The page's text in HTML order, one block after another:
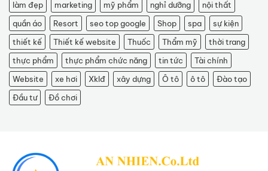
làm đẹp
marketing mỹ phẩm nghỉ dưỡng
nội thất
quần áo
Resort seo top google Shop spa
sự kiện
thiết kế
Thiết kế website Thuốc Thẩm mỹ
thời trang
thực phẩm
thực phẩm chức năng tin tức
Tài chính
Website
xe hơi Xklđ xây dựng Ô tô ô tô
Đào tạo
Đầu tư
Đồ chơi